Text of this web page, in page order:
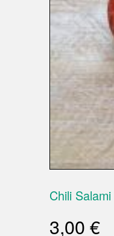
Chili
3,00 €